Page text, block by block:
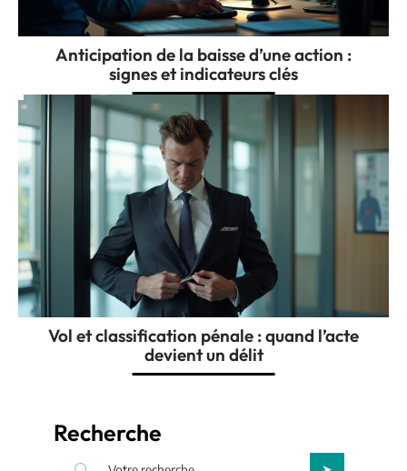
Anticipation de la baisse d’une action :
signes et indicateurs clés
Vol et classification pénale : quand l’acte
devient un délit
Recherche